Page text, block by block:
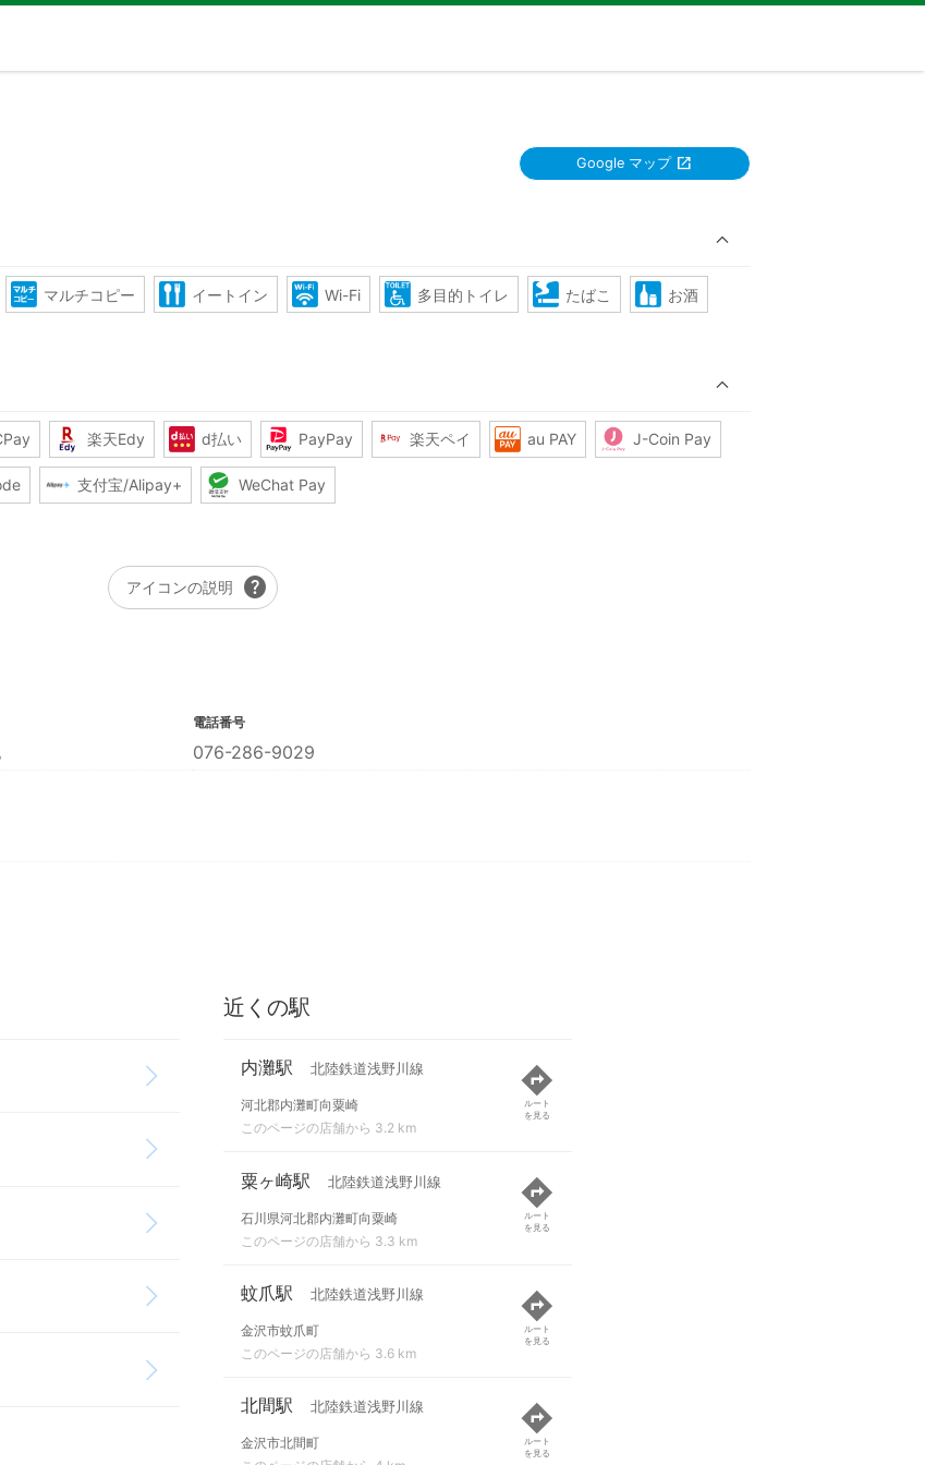
Google マップ
マルチコピー イートイン Wi-Fi 多目的トイレ たばこ お酒
楽天Edy d払い PayPay 楽天ペイ au PAY J-Coin Pay
支付宝/Alipay+ WeChat Pay
アイコンの説明 help
電話番号
076-286-9029
近くの駅
内灘駅 北陸鉄道浅野川線
河北郡内灘町向粟崎
このページの店舗から 3.2 km
ルート
を見る
粟ヶ崎駅 北陸鉄道浅野川線
石川県河北郡内灘町向粟崎
このページの店舗から 3.3 km
ルート
を見る
蚊爪駅 北陸鉄道浅野川線
金沢市蚊爪町
このページの店舗から 3.6 km
ルート
を見る
北間駅 北陸鉄道浅野川線
金沢市北間町
ルート
を見る